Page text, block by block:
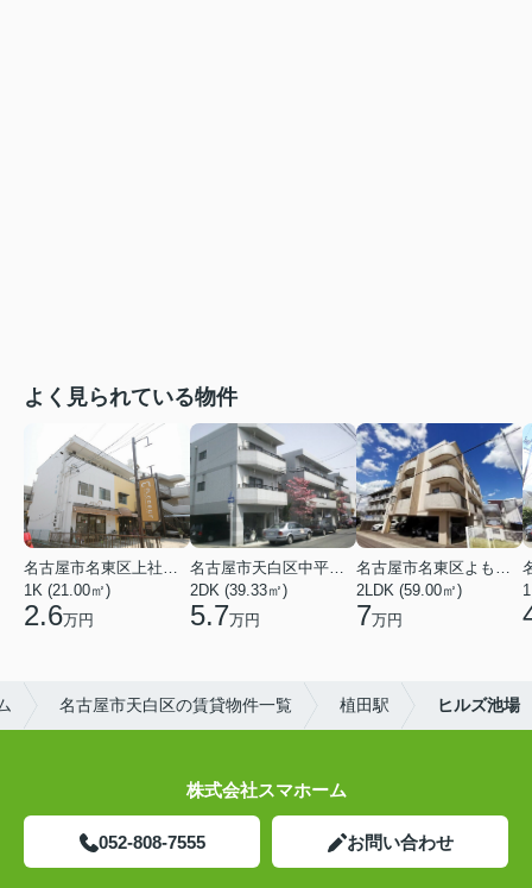
よく見られている物件
名古屋市名東区上社２丁目
1K (21.00㎡)
2.6万円
名古屋市天白区中平２丁目
2DK (39.33㎡)
5.7万円
名古屋市名東区よもぎ台２丁目
2LDK (59.00㎡)
7万円
名古屋市天白区の賃貸物件一覧 植田駅 ヒルズ池場
株式会社スマホーム
052-808-7555 お問い合わせ